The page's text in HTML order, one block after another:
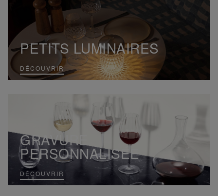
PETITS LUMINAIRES
DÉCOUVRIR
GRAVURE
PERSONNALISÉE
DÉCOUVRIR